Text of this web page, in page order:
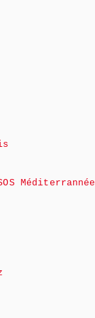
Méditerrannée